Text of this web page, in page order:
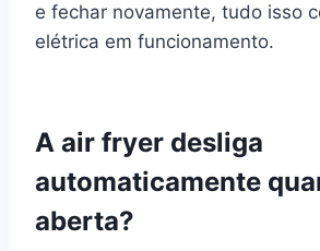
e fechar novamente, tudo isso
elétrica em funcionamento.
A air fryer desliga
automaticamente
aberta?